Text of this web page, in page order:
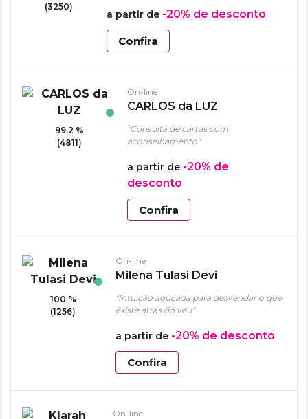
(3250)
a partir de -20% de desconto
Confira
99.2 %
(4811)
On-line
CARLOS da LUZ
"Consulta de cartas com
aconselhamento"
a partir de -20% de
desconto
Confira
100 %
(1256)
On-line
Milena Tulasi Devi
"Intuição aguçada para desvendar o que
existe atrás do véu"
a partir de -20% de desconto
Confira
On-line